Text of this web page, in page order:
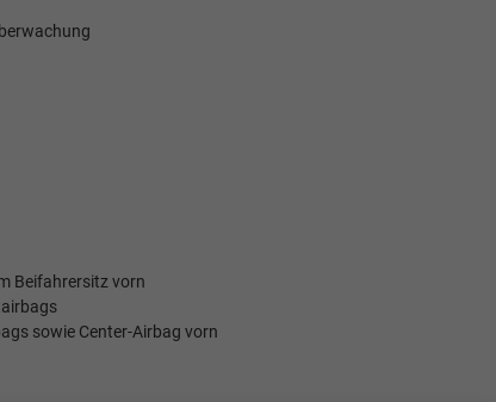
Beifahrersitz vorn
sowie Center-Airbag vorn